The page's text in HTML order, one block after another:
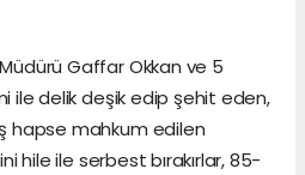
Gaffar Okkan ve 5
ile delik deşik edip şehit eden,
hapse mahkum edilen
hile ile serbest bırakırlar, 85-